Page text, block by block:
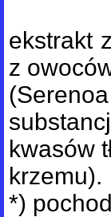
ekstrakt
z
kwasów
krzemu).
*)